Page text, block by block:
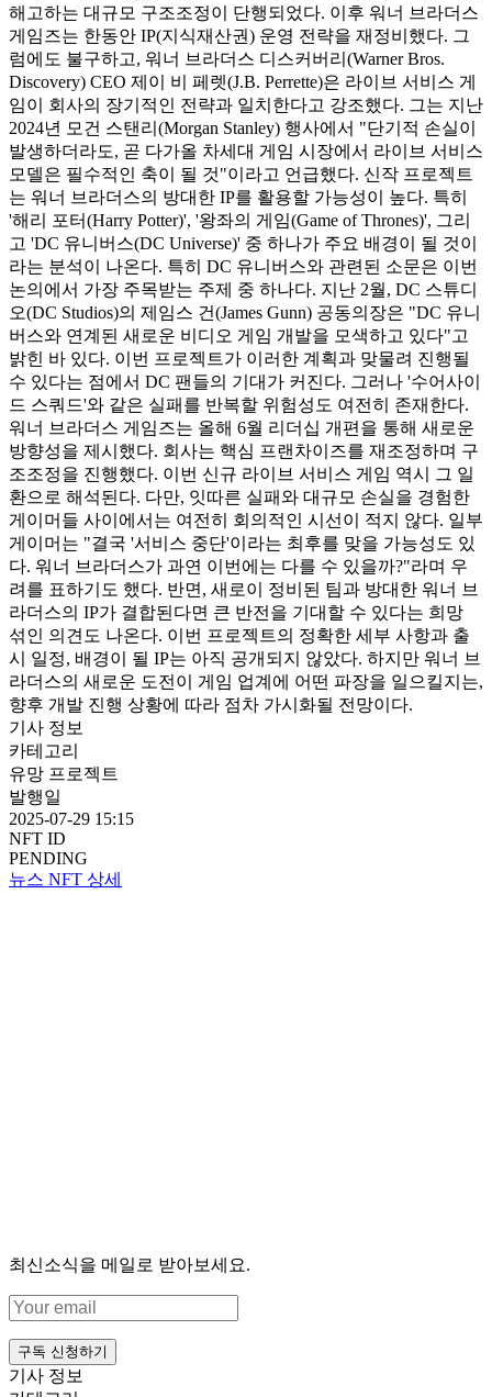
해고하는 대규모 구조조정이 단행되었다. 이후 워너 브라더스
게임즈는 한동안 IP(지식재산권) 운영 전략을 재정비했다. 그
럼에도 불구하고, 워너 브라더스 디스커버리(Warner Bros.
Discovery) CEO 제이 비 페렛(J.B. Perrette)은 라이브 서비스 게
임이 회사의 장기적인 전략과 일치한다고 강조했다. 그는 지난
2024년 모건 스탠리(Morgan Stanley) 행사에서 "단기적 손실이
발생하더라도, 곧 다가올 차세대 게임 시장에서 라이브 서비스
모델은 필수적인 축이 될 것"이라고 언급했다. 신작 프로젝트
는 워너 브라더스의 방대한 IP를 활용할 가능성이 높다. 특히
'해리 포터(Harry Potter)', '왕좌의 게임(Game of Thrones)', 그리
고 'DC 유니버스(DC Universe)' 중 하나가 주요 배경이 될 것이
라는 분석이 나온다. 특히 DC 유니버스와 관련된 소문은 이번
논의에서 가장 주목받는 주제 중 하나다. 지난 2월, DC 스튜디
오(DC Studios)의 제임스 건(James Gunn) 공동의장은 "DC 유니
버스와 연계된 새로운 비디오 게임 개발을 모색하고 있다"고
밝힌 바 있다. 이번 프로젝트가 이러한 계획과 맞물려 진행될
수 있다는 점에서 DC 팬들의 기대가 커진다. 그러나 '수어사이
드 스쿼드'와 같은 실패를 반복할 위험성도 여전히 존재한다.
워너 브라더스 게임즈는 올해 6월 리더십 개편을 통해 새로운
방향성을 제시했다. 회사는 핵심 프랜차이즈를 재조정하며 구
조조정을 진행했다. 이번 신규 라이브 서비스 게임 역시 그 일
환으로 해석된다. 다만, 잇따른 실패와 대규모 손실을 경험한
게이머들 사이에서는 여전히 회의적인 시선이 적지 않다. 일부
게이머는 "결국 '서비스 중단'이라는 최후를 맞을 가능성도 있
다. 워너 브라더스가 과연 이번에는 다를 수 있을까?"라며 우
려를 표하기도 했다. 반면, 새로이 정비된 팀과 방대한 워너 브
라더스의 IP가 결합된다면 큰 반전을 기대할 수 있다는 희망
섞인 의견도 나온다. 이번 프로젝트의 정확한 세부 사항과 출
시 일정, 배경이 될 IP는 아직 공개되지 않았다. 하지만 워너 브
라더스의 새로운 도전이 게임 업계에 어떤 파장을 일으킬지는,
향후 개발 진행 상황에 따라 점차 가시화될 전망이다.
기사 정보
카테고리
유망 프로젝트
발행일
2025-07-29 15:15
NFT ID
PENDING
뉴스 NFT 상세
최신소식을 메일로 받아보세요.
구독 신청하기
기사 정보